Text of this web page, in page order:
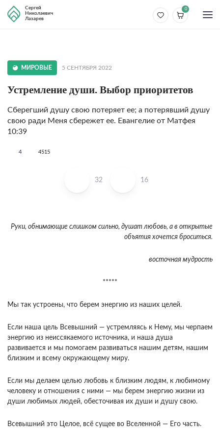
Сергей
Николаевич
Лазарев
0
МИРОВЫЕ 5 СЕНТЯБРЯ 2022
Устремление души. Выбор приоритетов
Сберегший душу свою потеряет ее; а потерявший душу
свою ради Меня сбережет ее. Евангелие от Матфея
10:39
4 4515
32 16
Руки, обнимающие слишком сильно, душат любовь, а в открытые
объятия хочется броситься.
восточная мудрость
*****
Мы так устроены, что берем энергию из наших целей.
Если наша цель Всевышний — устремляясь к Нему, мы черпаем
энергию из неиссякаемого источника, и наша душа
развивается и мы помогаем развиваться нашим детям, нашим
близким и всему окружающему миру.
Если мы делаем целью любовь к близким людям, к любимому
человеку и отношения с ними — мы берем энергию жизни из
души любимых людей, обесточивая их души и душу свою.
Всевышний это Целое, всë сущее во Вселенной — Его часть.